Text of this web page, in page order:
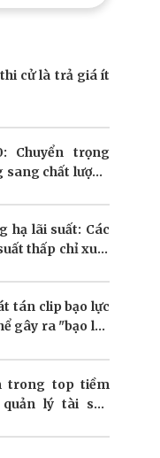
cử là trả giá ít
Chuyển trọng
chất lượng
hạ lãi suất: Các
thấp chỉ xuất
tán clip bạo lực
gây ra "bạo lực
trong top tiềm
lý tài sản